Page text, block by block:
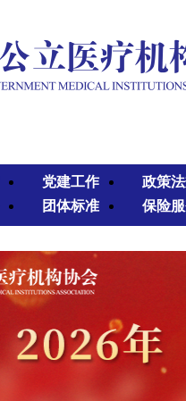
党建工作
政策
团体标准
保险